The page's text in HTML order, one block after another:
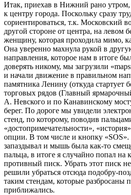
Итак, приехав в Нижний рано
к центру города. Поскольку сразу
сориентироваться, т.к. Московский
другой стороне от центра, на левом
женщину, которая проходила мимо,
Она уверенно махнула рукой в
направления, которое нам в итоге
доверять никому, мы загрузили «maps
и начали движение в правильном
памятника Ленину (откуда стартует
торговых рядов (Главный
А. Невского и по Канавинскому
берег. По дороге мы увидели
стенд, по которому, поводив
«достопримечательности»,
опции. В том числе и кнопку «SOS
запаздывал и мышь была как-то
пальца, в итоге я случайно попал на
противный писк. Убрать этот писк
решили убраться отсюда подобру-
таким стендам, которые разбросаны
приближались.